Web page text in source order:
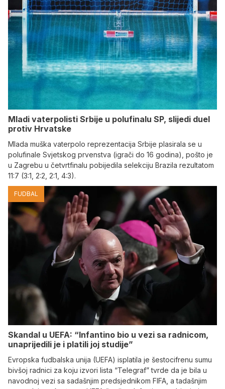
Mladi vaterpolisti Srbije u polufinalu SP, slijedi duel
protiv Hrvatske
Mlada muška vaterpolo reprezentacija Srbije plasirala se u
polufinale Svjetskog prvenstva (igrači do 16 godina), pošto je
u Zagrebu u četvrtfinalu pobijedila selekciju Brazila rezultatom
11:7 (3:1, 2:2, 2:1, 4:3).
FUDBAL
Skandal u UEFA: “Infantino bio u vezi sa radnicom,
unaprijedili je i platili joj studije”
Evropska fudbalska unija (UEFA) isplatila je šestocifrenu sumu
bivšoj radnici za koju izvori lista “Telegraf” tvrde da je bila u
navodnoj vezi sa sadašnjim predsjednikom FIFA, a tadašnjim